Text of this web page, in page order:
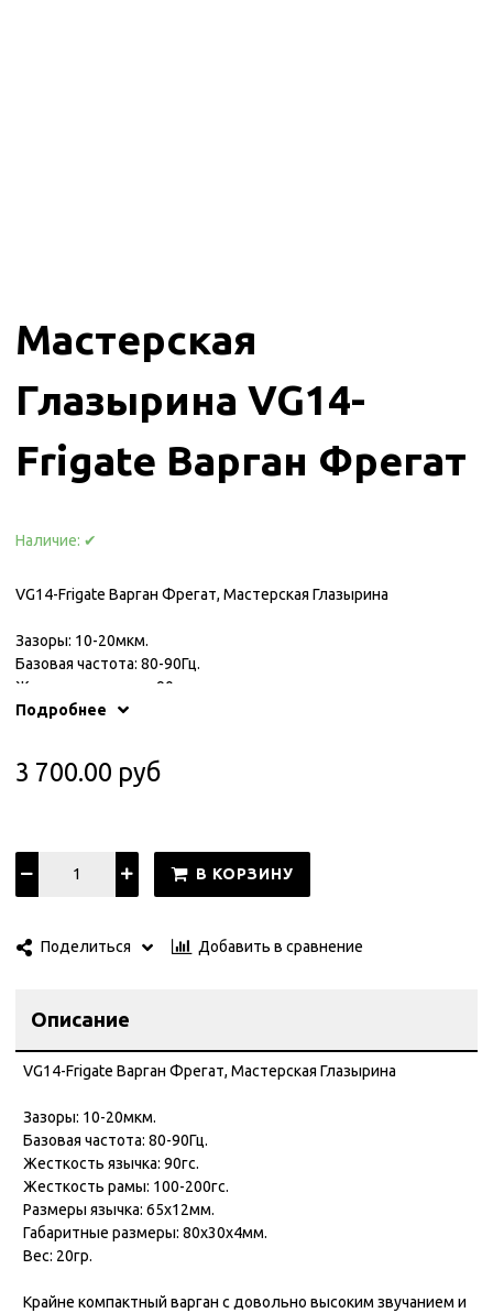
Мастерская
Глазырина VG14-
Frigate Варган Фрегат
Наличие: ✔
VG14-Frigate Варган Фрегат, Мастерская Глазырина
Зазоры: 10-20мкм.
Базовая частота: 80-90Гц.
Жесткость язычка: 90гс.
Жесткость рамы: 100-200гс.
Габаритные размеры: 80x30x4мм.
Вес: 20гр.
Подробнее
3 700.00 руб
В КОРЗИНУ
Поделиться Добавить в сравнение
Описание
VG14-Frigate Варган Фрегат, Мастерская Глазырина
Зазоры: 10-20мкм.
Базовая частота: 80-90Гц.
Жесткость язычка: 90гс.
Жесткость рамы: 100-200гс.
Размеры язычка: 65x12мм.
Габаритные размеры: 80x30x4мм.
Вес: 20гр.
Крайне компактный варган с довольно высоким звучанием и